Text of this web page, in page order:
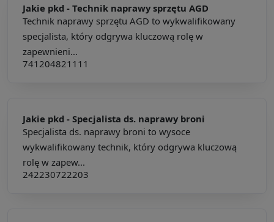
Jakie pkd - Technik naprawy sprzętu AGD
Technik naprawy sprzętu AGD to wykwalifikowany
specjalista, który odgrywa kluczową rolę w
zapewnieni...
741204821111
Jakie pkd - Specjalista ds. naprawy broni
Specjalista ds. naprawy broni to wysoce
wykwalifikowany technik, który odgrywa kluczową
rolę w zapew...
242230722203